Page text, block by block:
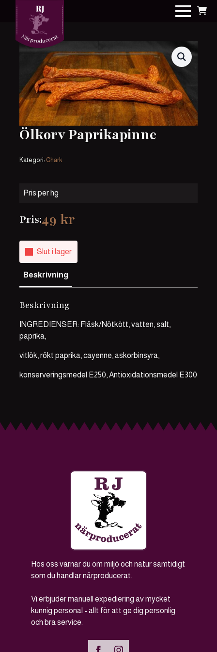
Ölkorv Paprikapinne
Kategori: Chark
Pris per hg
Pris:49 kr
Slut i lager
Beskrivning
Beskrivning
INGREDIENSER: Fläsk/Nötkött, vatten, salt,
paprika,
vitlök, rökt paprika, cayenne, askorbinsyra,
konserveringsmedel E250, Antioxidationsmedel E300
Hos oss värnar du om miljö och natur samtidigt
som du handlar närproducerat.
Vi erbjuder manuell expediering av mycket
kunnig personal - allt för att ge dig personlig
och bra service.